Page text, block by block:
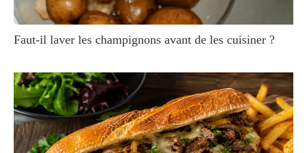
Faut-il laver les champignons avant de les cuisiner ?